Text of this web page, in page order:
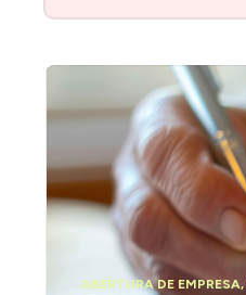
ABERTURA DE EMPRESA,